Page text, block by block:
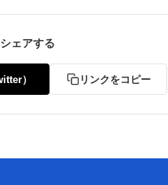
ェアする
） リンクをコピー